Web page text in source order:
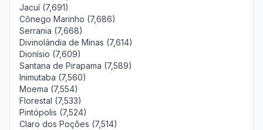
Jacuí (7,691)
Cônego Marinho (7,686)
Serrania (7,668)
Divinolândia de Minas (7,614)
Dionísio (7,609)
Santana de Pirapama (7,589)
Inimutaba (7,560)
Moema (7,554)
Florestal (7,533)
Pintópolis (7,524)
Claro dos Poções (7,514)